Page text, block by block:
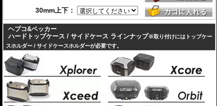
30mm上下：
ヘプコ&ベッカー
ハードトップケース / サイドケース ラインナップ※取り付けにはトップケー
スホルダー / サイドケースホルダーが必要です。